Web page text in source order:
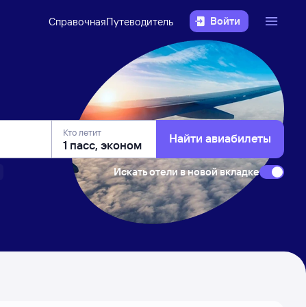
СправочнаяПутеводитель Войти
Кто летит Найти авиабилеты
Искать отели в новой вкладке